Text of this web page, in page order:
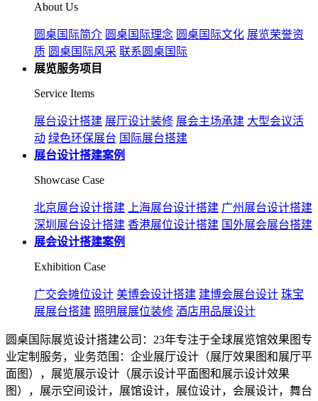
About Us
圆桌国际简介 圆桌国际理念 圆桌国际文化 展览荣誉资
质 圆桌国际风采 联系圆桌国际
展览服务项目
Service Items
展台设计搭建 展厅设计装修 展会主场承建 大型会议活
动 绿色环保展台 国际展台搭建
展台设计搭建案例
Showcase Case
北京展台设计搭建 上海展台设计搭建 广州展台设计搭建
深圳展台设计搭建 香港展位设计搭建 国外展会展台搭建
展会设计搭建案例
Exhibition Case
广交会摊位设计 美博会设计搭建 建博会展台设计 珠宝
展展台搭建 照明展展位装修 酒店用品展设计
圆桌国际展览设计搭建公司：23年专注于全球展览馆效果图专
业定制服务，业务范围：企业展厅设计（展厅效果图和展厅平
面图），展览展示设计（展示设计平面图和展示设计效果
图），展示空间设计，展馆设计，展位设计，会展设计，舞台